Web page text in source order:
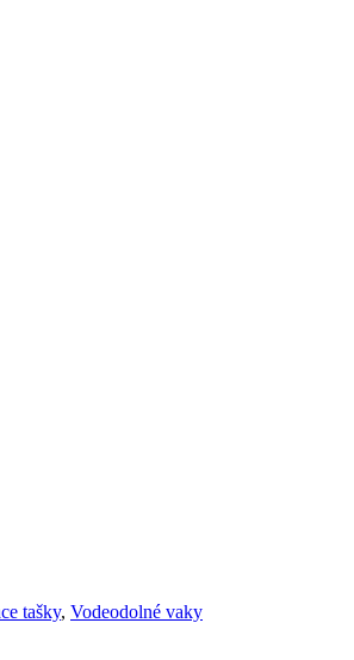
tašky, Vodeodolné vaky